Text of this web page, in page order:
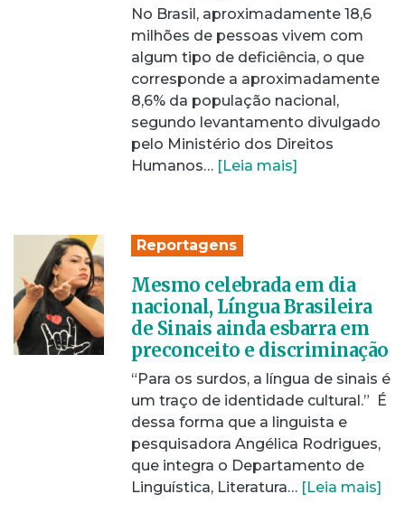
No Brasil, aproximadamente 18,6
milhões de pessoas vivem com
algum tipo de deficiência, o que
corresponde a aproximadamente
8,6% da população nacional,
segundo levantamento divulgado
pelo Ministério dos Direitos
Humanos… [Leia mais]
Reportagens
Mesmo celebrada em dia
nacional, Língua Brasileira
de Sinais ainda esbarra em
preconceito e discriminação
“Para os surdos, a língua de sinais é
um traço de identidade cultural.” É
dessa forma que a linguista e
pesquisadora Angélica Rodrigues,
que integra o Departamento de
Linguística, Literatura… [Leia mais]